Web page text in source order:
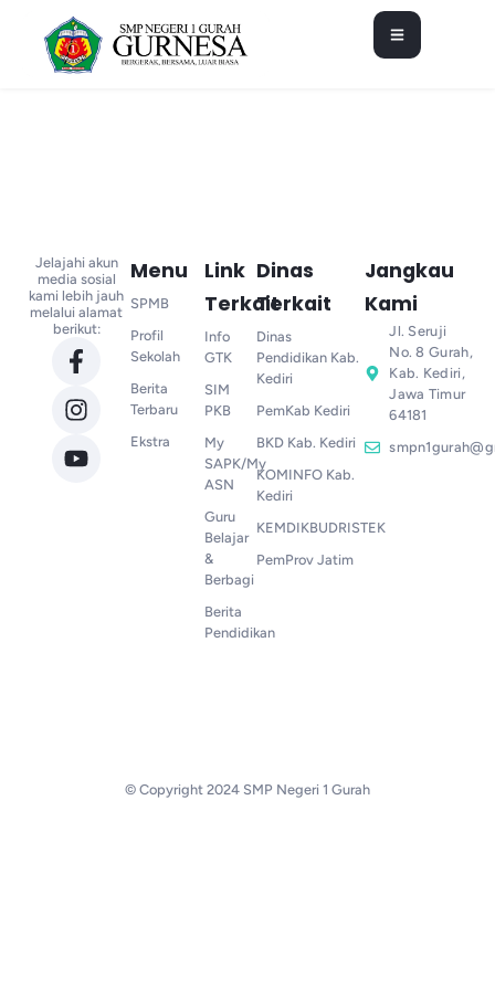
Jelajahi akun
media sosial
kami lebih jauh
melalui alamat
berikut:
Menu
SPMB
Profil
Sekolah
Berita
Terbaru
Ekstra
Link
Terkait
Info
GTK
SIM
PKB
My
SAPK/My
ASN
Guru
Belajar
&
Berbagi
Berita
Pendidikan
Dinas
Terkait
Dinas
Pendidikan Kab.
Kediri
PemKab Kediri
BKD Kab. Kediri
KOMINFO Kab.
Kediri
KEMDIKBUDRISTEK
PemProv Jatim
Jangkau
Kami
Jl. Seruji
No. 8 Gurah,
Kab. Kediri,
Jawa Timur
64181
© Copyright 2024 SMP Negeri 1 Gurah